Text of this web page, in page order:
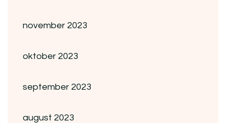
november 2023
oktober 2023
september 2023
august 2023